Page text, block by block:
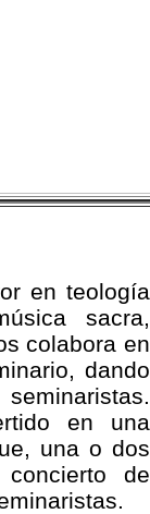
en teología
sacra,
colabora en
dando
en una
una o dos
de